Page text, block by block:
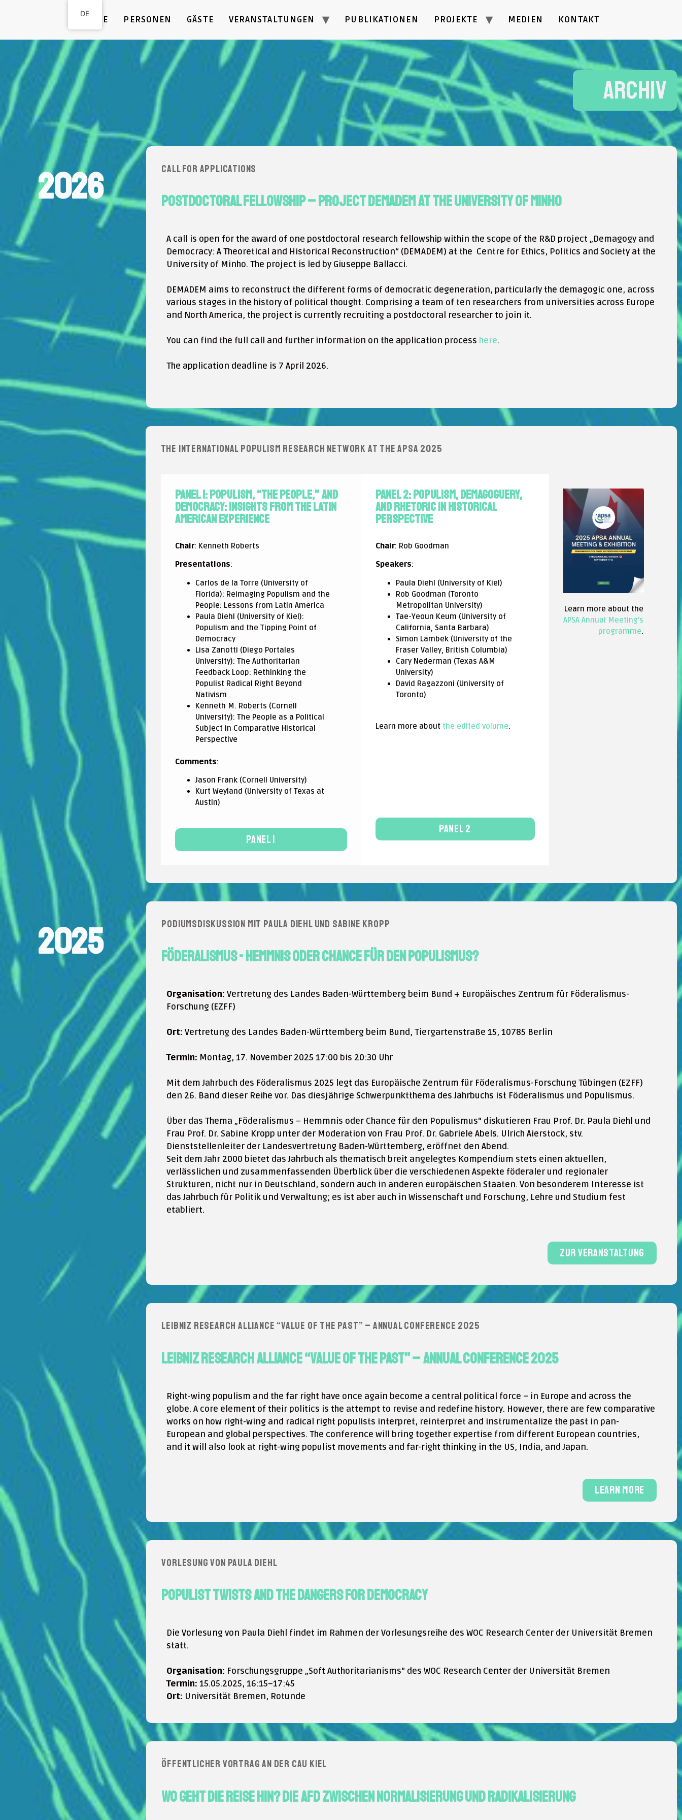
HOME PERSONEN GÄSTE VERANSTALTUNGEN PUBLIKATIONEN PROJEKTE MEDIEN KONTAKT
Archiv
2026 Call for Applications
Postdoctoral Fellowship – Project DEMADEM at the University of Minho
A call is open for the award of one postdoctoral research fellowship within the scope of the R&D project „Demagogy and
Democracy: A Theoretical and Historical Reconstruction“ (DEMADEM) at the Centre for Ethics, Politics and Society at the
University of Minho. The project is led by Giuseppe Ballacci.
DEMADEM aims to reconstruct the different forms of democratic degeneration, particularly the demagogic one, across
various stages in the history of political thought. Comprising a team of ten researchers from universities across Europe
and North America, the project is currently recruiting a postdoctoral researcher to join it.
You can find the full call and further information on the application process here.
The application deadline is 7 April 2026.
The International Populism Research Network at the APSA 2025
Panel 1: Populism, “The People,” and
Democracy: Insights from the Latin
American Experience
Chair: Kenneth Roberts
Presentations:
Carlos de la Torre (University of
Florida): Reimaging Populism and the
People: Lessons from Latin America
Paula Diehl (University of Kiel):
Populism and the Tipping Point of
Democracy
Lisa Zanotti (Diego Portales
University): The Authoritarian
Feedback Loop: Rethinking the
Populist Radical Right Beyond
Nativism
Kenneth M. Roberts (Cornell
University): The People as a Political
Subject in Comparative Historical
Perspective
Comments:
Jason Frank (Cornell University)
Kurt Weyland (University of Texas at
Austin)
Panel 1
Panel 2: Populism, Demagoguery,
and Rhetoric in Historical
Perspective
Chair: Rob Goodman
Speakers:
Paula Diehl (University of Kiel)
Rob Goodman (Toronto
Metropolitan University)
Tae-Yeoun Keum (University of
California, Santa Barbara)
Simon Lambek (University of the
Fraser Valley, British Columbia)
Cary Nederman (Texas A&M
University)
David Ragazzoni (University of
Toronto)
Learn more about the edited volume.
Panel 2
Learn more about the
APSA Annual Meeting’s
programme.
2025 Podiumsdiskussion mit Paula Diehl und Sabine Kropp
Föderalismus - Hemmnis oder Chance für den Populismus?
Organisation:Vertretung des Landes Baden-Württemberg beim Bund + Europäisches Zentrum für Föderalismus-
Forschung (EZFF)
Ort:Vertretung des Landes Baden-Württemberg beim Bund, Tiergartenstraße 15, 10785 Berlin
Termin: Montag, 17. November 2025 17:00 bis 20:30 Uhr
Mit dem Jahrbuch des Föderalismus 2025 legt das Europäische Zentrum für Föderalismus-Forschung Tübingen (EZFF)
den 26. Band dieser Reihe vor. Das diesjährige Schwerpunktthema des Jahrbuchs ist Föderalismus und Populismus.
Über das Thema „Föderalismus – Hemmnis oder Chance für den Populismus“ diskutieren Frau Prof. Dr. Paula Diehl und
Frau Prof. Dr. Sabine Kropp unter der Moderation von Frau Prof. Dr. Gabriele Abels. Ulrich Aierstock, stv.
Dienststellenleiter der Landesvertretung Baden-Württemberg, eröffnet den Abend.
Seit dem Jahr 2000 bietet das Jahrbuch als thematisch breit angelegtes Kompendium stets einen aktuellen,
verlässlichen und zusammenfassenden Überblick über die verschiedenen Aspekte föderaler und regionaler
Strukturen, nicht nur in Deutschland, sondern auch in anderen europäischen Staaten. Von besonderem Interesse ist
das Jahrbuch für Politik und Verwaltung; es ist aber auch in Wissenschaft und Forschung, Lehre und Studium fest
etabliert.
Zur Veranstaltung
LEIBNIZ RESEARCH ALLIANCE “VALUE OF THE PAST” – ANNUAL CONFERENCE 2025
LEIBNIZ RESEARCH ALLIANCE “VALUE OF THE PAST” – ANNUAL CONFERENCE 2025
Right-wing populism and the far right have once again become a central political force − in Europe and across the
globe. A core element of their politics is the attempt to revise and redefine history. However, there are few comparative
works on how right-wing and radical right populists interpret, reinterpret and instrumentalize the past in pan-
European and global perspectives. The conference will bring together expertise from different European countries,
and it will also look at right-wing populist movements and far-right thinking in the US, India, and Japan.
learn more
Vorlesung von Paula Diehl
Populist Twists and the Dangers for Democracy
Die Vorlesung von Paula Diehl findet im Rahmen der Vorlesungsreihe des WOC Research Center der Universität Bremen
statt.
Organisation: Forschungsgruppe „Soft Authoritarianisms“ des WOC Research Center der Universität Bremen
Termin:15.05.2025, 16:15–17:45
Ort: Universität Bremen, Rotunde
Öffentlicher Vortrag an der CAU Kiel
Wo geht die Reise hin? Die AfD zwischen Normalisierung und Radikalisierung
DE